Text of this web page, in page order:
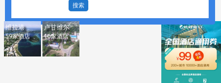
搜索
维拉港
59家酒店
卢甘维尔
16家酒店